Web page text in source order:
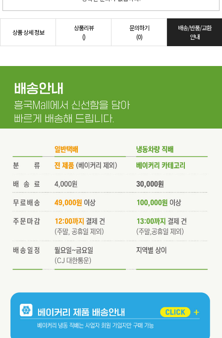
상품 상세 정보
상품리뷰
()
문의하기
(0)
배송/반품/교환
안내